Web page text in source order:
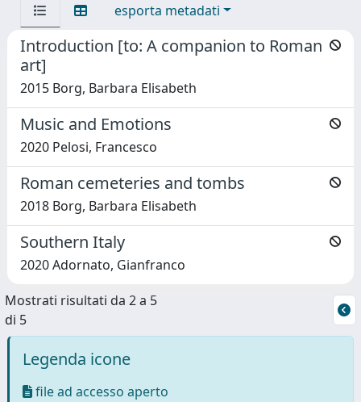
esporta metadati
Introduction [to: A companion to Roman
art]
2015 Borg, Barbara Elisabeth
Music and Emotions
2020 Pelosi, Francesco
Roman cemeteries and tombs
2018 Borg, Barbara Elisabeth
Southern Italy
2020 Adornato, Gianfranco
Mostrati risultati da 2 a 5
di 5
Legenda icone
file ad accesso aperto